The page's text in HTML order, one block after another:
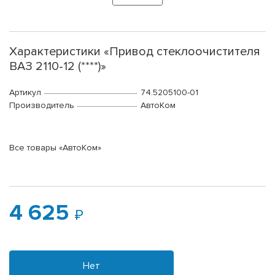
Характеристики «Привод стеклоочистителя
ВАЗ 2110-12 (****)»
Артикул
74.5205100-01
Производитель
АвтоКом
Все товары «АвтоКом»
4 625
Нет